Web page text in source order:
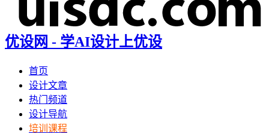
优设网 - 学AI设计上优设
首页
设计文章
热门频道
设计导航
培训课程